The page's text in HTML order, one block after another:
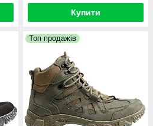
Купити
Топ продажів